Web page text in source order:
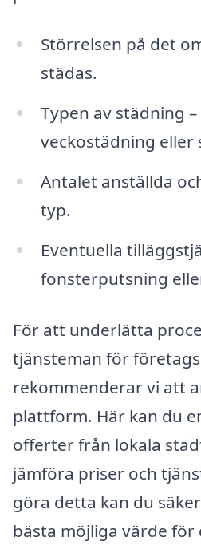
Störrelsen på det
städas.
Typen av städning
veckostädning eller
Antalet anställda
typ.
Eventuella
fönsterputsning
För att underlätta
tjänsteman för
rekommenderar vi att
plattform. Här kan du
offerter från lokala
jämföra priser och
göra detta kan du
bästa möjliga värde för